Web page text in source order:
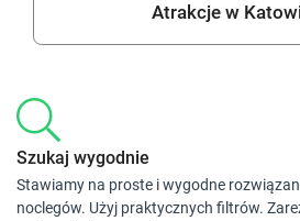
Atrakcje w
Szukaj wygodnie
Stawiamy na proste i wygodne
noclegów. Użyj praktycznych filtrów.